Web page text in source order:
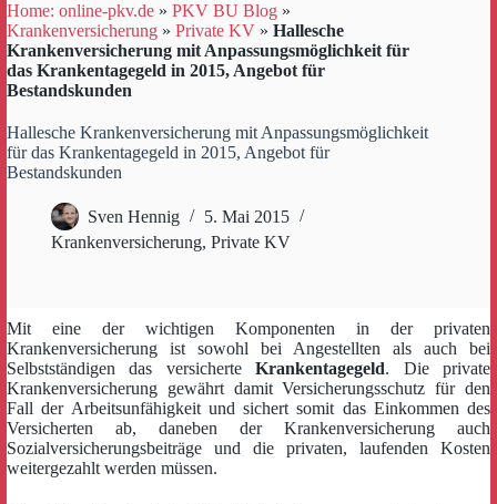
Home: online-pkv.de » PKV BU Blog »
Krankenversicherung » Private KV » Hallesche
Krankenversicherung mit Anpassungsmöglichkeit für
das Krankentagegeld in 2015, Angebot für
Bestandskunden
Hallesche Krankenversicherung mit Anpassungsmöglichkeit
für das Krankentagegeld in 2015, Angebot für
Bestandskunden
Sven Hennig
5. Mai 2015
Krankenversicherung, Private KV
Mit eine der wichtigen Komponenten in der privaten
Krankenversicherung ist sowohl bei Angestellten als auch bei
Selbstständigen das versicherteKrankentagegeld. Die private
Krankenversicherung gewährt damit Versicherungsschutz für den
Fall der Arbeitsunfähigkeit und sichert somit das Einkommen des
Versicherten ab, daneben der Krankenversicherung auch
Sozialversicherungsbeiträge und die privaten, laufenden Kosten
weitergezahlt werden müssen.